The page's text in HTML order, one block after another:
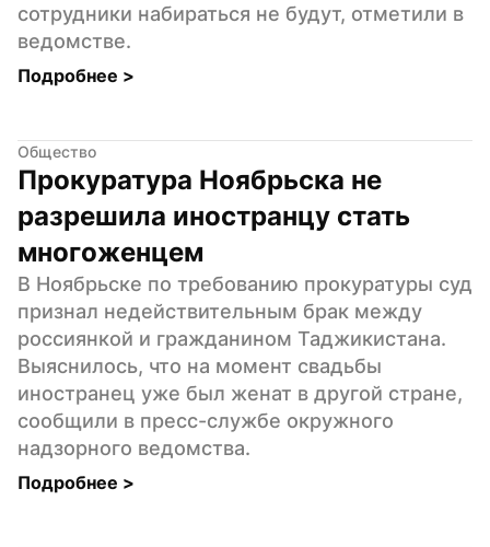
сотрудники набираться не будут, отметили в
ведомстве.
Подробнее >
Общество
Прокуратура Ноябрьска не
разрешила иностранцу стать
многоженцем
В Ноябрьске по требованию прокуратуры суд
признал недействительным брак между
россиянкой и гражданином Таджикистана.
Выяснилось, что на момент свадьбы
иностранец уже был женат в другой стране,
сообщили в пресс-службе окружного
надзорного ведомства.
Подробнее >